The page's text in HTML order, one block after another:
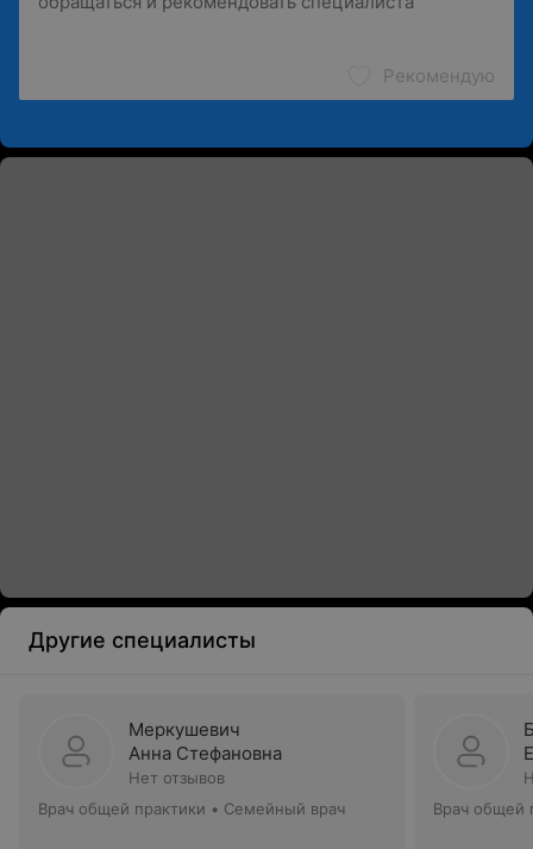
Рекомендую
Другие специалисты
Меркушевич
Анна Стефановна
Нет отзывов
Врач общей практики • Семейный врач
Врач общей